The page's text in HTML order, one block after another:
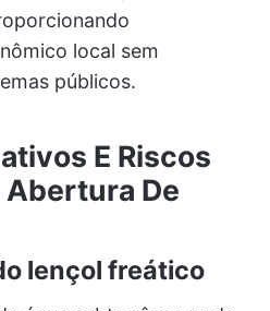
local sem
públicos.
E Riscos
De
lençol freático